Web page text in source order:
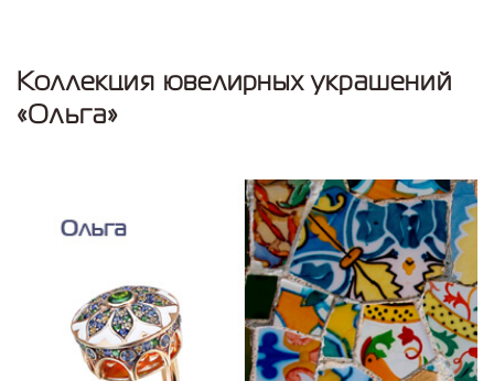
Коллекция ювелирных украшений
«Ольга»